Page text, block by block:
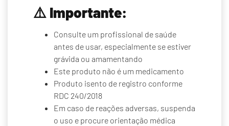
⚠️ Importante:
Consulte um profissional de saúde
antes de usar, especialmente se estiver
grávida ou amamentando
Este produto não é um medicamento
Produto isento de registro conforme
RDC 240/2018
Em caso de reações adversas, suspenda
o uso e procure orientação médica